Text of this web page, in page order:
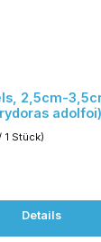
2,5cm-
adolfoi)
1 Stück)
Details